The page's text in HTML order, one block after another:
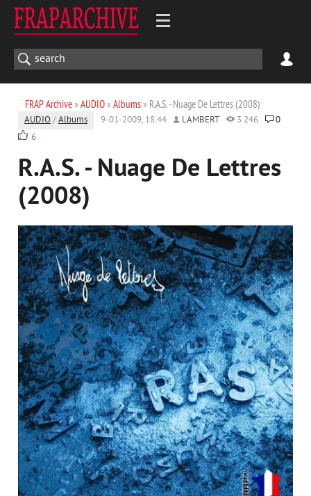
FRAP Archive» AUDIO» Albums» R.A.S. - Nuage De Lettres (2008)
AUDIO /Albums 9-01-2009, 18:44 LAMBERT 3 246
0
6
R.A.S. - Nuage De Lettres
(2008)